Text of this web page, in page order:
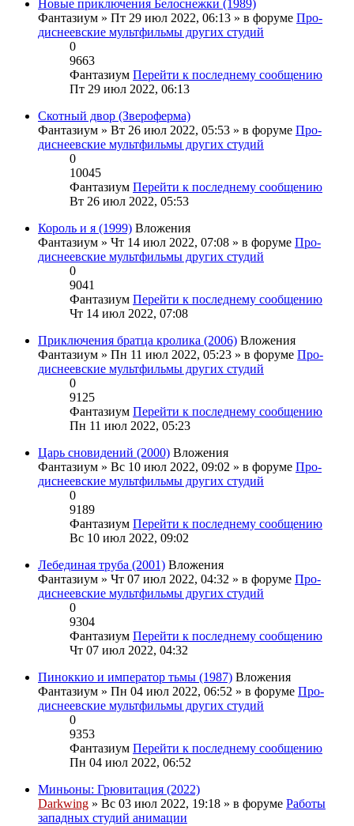
Новые приключения Белоснежки (1989)
Фантазиум » Пт 29 июл 2022, 06:13 » в форуме Про-
диснеевские мультфильмы других студий
0
9663
Фантазиум Перейти к последнему сообщению
Пт 29 июл 2022, 06:13
Скотный двор (Звероферма)
Фантазиум » Вт 26 июл 2022, 05:53 » в форуме Про-
диснеевские мультфильмы других студий
0
10045
Фантазиум Перейти к последнему сообщению
Вт 26 июл 2022, 05:53
Король и я (1999) Вложения
Фантазиум » Чт 14 июл 2022, 07:08 » в форуме Про-
диснеевские мультфильмы других студий
0
9041
Фантазиум Перейти к последнему сообщению
Чт 14 июл 2022, 07:08
Приключения братца кролика (2006) Вложения
Фантазиум » Пн 11 июл 2022, 05:23 » в форуме Про-
диснеевские мультфильмы других студий
0
9125
Фантазиум Перейти к последнему сообщению
Пн 11 июл 2022, 05:23
Царь сновидений (2000) Вложения
Фантазиум » Вс 10 июл 2022, 09:02 » в форуме Про-
диснеевские мультфильмы других студий
0
9189
Фантазиум Перейти к последнему сообщению
Вс 10 июл 2022, 09:02
Лебединая труба (2001) Вложения
Фантазиум » Чт 07 июл 2022, 04:32 » в форуме Про-
диснеевские мультфильмы других студий
0
9304
Фантазиум Перейти к последнему сообщению
Чт 07 июл 2022, 04:32
Пиноккио и император тьмы (1987) Вложения
Фантазиум » Пн 04 июл 2022, 06:52 » в форуме Про-
диснеевские мультфильмы других студий
0
9353
Фантазиум Перейти к последнему сообщению
Пн 04 июл 2022, 06:52
Миньоны: Грювитация (2022)
Darkwing » Вс 03 июл 2022, 19:18 » в форуме Работы
западных студий анимации